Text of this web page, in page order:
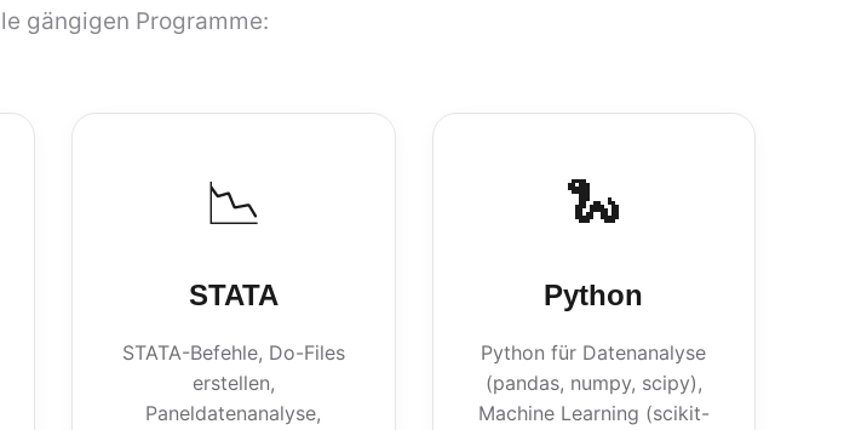
gängigen Programme:
📉
STATA
STATA-Befehle, Do-Files
erstellen,
Paneldatenanalyse,
🐍
Python
Python für Datenanalyse
(pandas, numpy, scipy),
Machine Learning (scikit-